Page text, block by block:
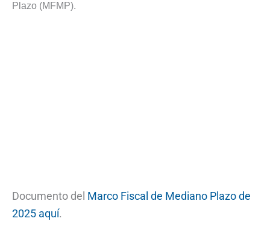
Plazo (MFMP).
Documento del Marco Fiscal de Mediano Plazo de
2025 aquí.